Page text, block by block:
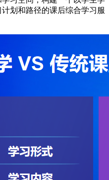
划和路径的课后综合学习服